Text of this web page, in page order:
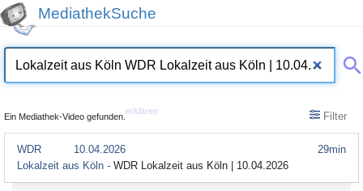
MediathekSuche
Ein Mediathek-Video gefunden.
erklären Filter
29min
WDR
10.04.2026
Lokalzeit aus Köln - WDR Lokalzeit aus Köln | 10.04.2026